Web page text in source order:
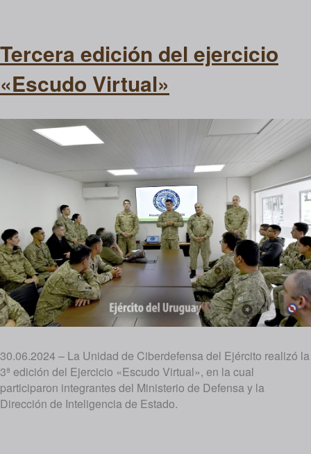
Tercera edición del ejercicio
«Escudo Virtual»
30.06.2024 – La Unidad de Ciberdefensa del Ejército realizó la
3ª edición del Ejercicio «Escudo Virtual», en la cual
participaron integrantes del Ministerio de Defensa y la
Dirección de Inteligencia de Estado.